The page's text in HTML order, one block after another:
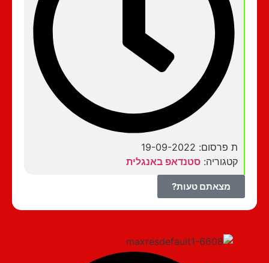
ת פרסום: 19-09-2022
קטגוריה:סטנדאפ באנגלית
מצאתם טעות?